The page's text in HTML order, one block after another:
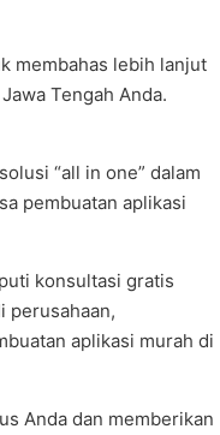
membahas lebih lanjut
Tengah Anda.
“all in one” dalam
pembuatan aplikasi
konsultasi gratis
perusahaan,
aplikasi murah di
Anda dan memberikan